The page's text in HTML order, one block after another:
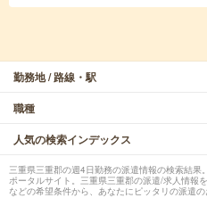
勤務地 / 路線・駅
職種
人気の検索インデックス
三重県三重郡の週4日勤務の派遣情報の検索結
ポータルサイト。三重県三重郡の派遣/求人情報
などの希望条件から、あなたにピッタリの派遣の